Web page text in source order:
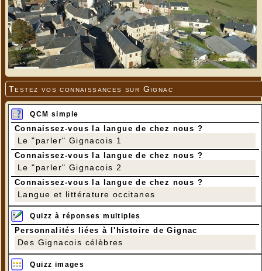
Testez vos connaissances sur Gignac
QCM simple
Connaissez-vous la langue de chez nous ?
Le "parler" Gignacois 1
Connaissez-vous la langue de chez nous ?
Le "parler" Gignacois 2
Connaissez-vous la langue de chez nous ?
Langue et littérature occitanes
Quizz à réponses multiples
Personnalités liées à l'histoire de Gignac
Des Gignacois célèbres
Quizz images